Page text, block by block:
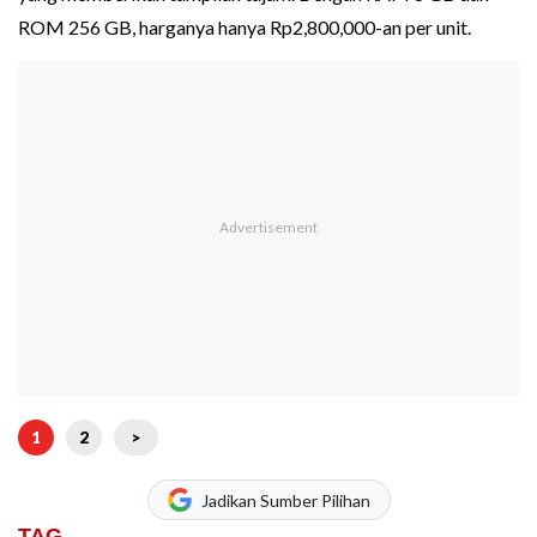
ROM 256 GB, harganya hanya Rp2,800,000-an per unit.
1 2 >
Jadikan Sumber Pilihan